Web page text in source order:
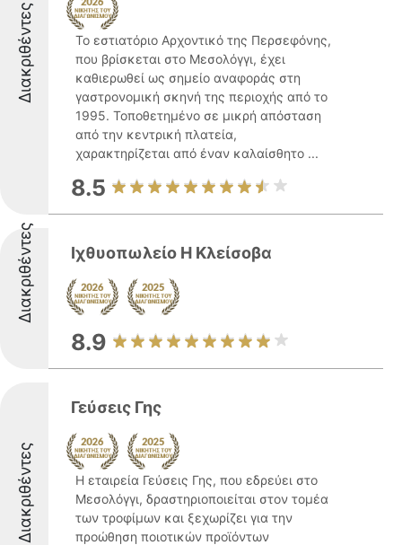
Διακριθέντες
Το εστιατόριο Αρχοντικό της Περσεφόνης,
που βρίσκεται στο Μεσολόγγι, έχει
καθιερωθεί ως σημείο αναφοράς στη
γαστρονομική σκηνή της περιοχής από το
1995. Τοποθετημένο σε μικρή απόσταση
από την κεντρική πλατεία,
χαρακτηρίζεται από έναν καλαίσθητο ...
8.5
Διακριθέντες Ιχθυοπωλείο Η Κλείσοβα
8.9
Διακριθέντες
Γεύσεις Γης
Η εταιρεία Γεύσεις Γης, που εδρεύει στο
Μεσολόγγι, δραστηριοποιείται στον τομέα
των τροφίμων και ξεχωρίζει για την
προώθηση ποιοτικών προϊόντων